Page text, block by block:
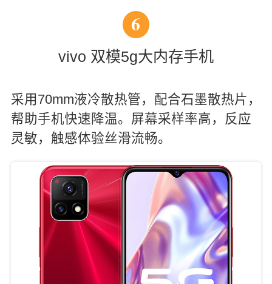
6
vivo 双模5g大内存手机
采用70mm液冷散热管，配合石墨散热片，
帮助手机快速降温。屏幕采样率高，反应
灵敏，触感体验丝滑流畅。